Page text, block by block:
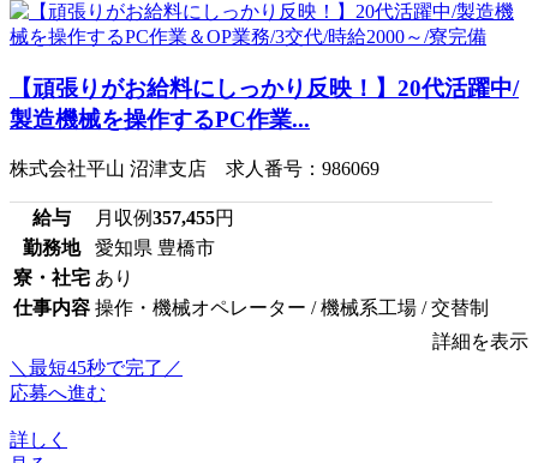
【頑張りがお給料にしっかり反映！】20代活躍中/
製造機械を操作するPC作業...
株式会社平山 沼津支店 求人番号：986069
給与 月収例357,455円
勤務地
愛知県 豊橋市
寮・社宅 あり
仕事内容 操作・機械オペレーター / 機械系工場 / 交替制
詳細を表示
＼最短45秒で完了／
応募へ進む
詳しく